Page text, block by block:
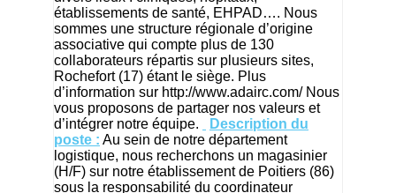
établissements de santé, EHPAD…. Nous
sommes une structure régionale d’origine
associative qui compte plus de 130
collaborateurs répartis sur plusieurs sites,
Rochefort (17) étant le siège. Plus
d’information sur http://www.adairc.com/Nous
vous proposons de partager nos valeurs et
d’intégrer notre équipe.
Description du
poste : Au sein de notre département
logistique, nous recherchons un magasinier
(H/F) sur notre établissement de Poitiers (86)
sous la responsabilité du coordinateur